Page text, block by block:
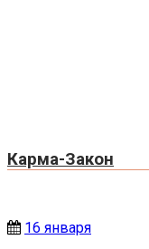
Карма-Закон
16 января